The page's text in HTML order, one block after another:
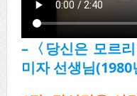
–〈 당신은 모르리
미자 선생님(1980